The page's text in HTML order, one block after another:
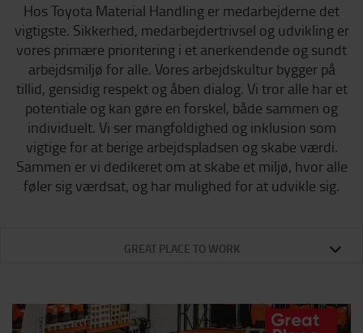
Hos Toyota Material Handling er medarbejderne det
vigtigste. Sikkerhed, medarbejdertrivsel og udvikling er
vores primære prioritering i et anerkendende og sundt
arbejdsmiljø for alle. Vores arbejdskultur bygger på
tillid, gensidig respekt og åben dialog. Vi tror alle har et
potentiale og kan gøre en forskel, både sammen og
individuelt. Vi ser mangfoldighed og inklusion som
vigtige for at berige arbejdspladsen og skabe værdi.
Sammen er vi dedikeret om at skabe et miljø, hvor alle
føler sig værdsat, og har mulighed for at udvikle sig.
GREAT PLACE TO WORK